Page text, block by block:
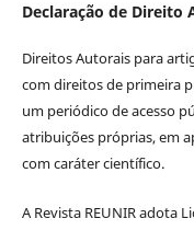
Declaração de Direito
Direitos Autorais para
com direitos de primeira
um periódico de acesso
atribuições próprias, em
com caráter científico.
A Revista REUNIR adota